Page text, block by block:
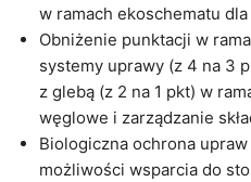
w ramach ekoschematu
Obniżenie punktacji w
systemy uprawy (z 4 na 3
z glebą (z 2 na 1 pkt) w
węglowe i zarządzanie
Biologiczna ochrona
możliwości wsparcia do